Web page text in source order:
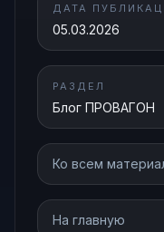
ДАТА
05.03.2026
РАЗДЕЛ
Блог ПРОВАГОН
Ко всем
На главную